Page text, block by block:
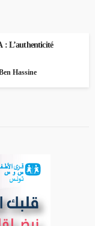
L’authenticité
Hassine